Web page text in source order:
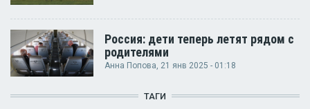
Россия: дети теперь летят рядом с
родителями
Анна Попова, 21 янв 2025 - 01:18
ТАГИ